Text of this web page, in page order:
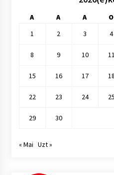
A A A O
1
2 3 4
8 9 10 11
15 16 17 18
22 23 24 25
29 30
« Mai Uzt »